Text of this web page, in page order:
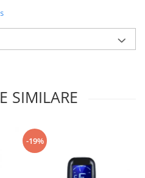
SIMILARE
-19%